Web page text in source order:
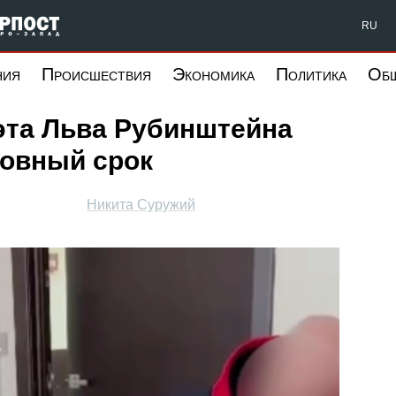
Форпост Северо-Запад RU
Происшествия Экономика Политика
Льва Рубинштейна
срок
Никита Суружий